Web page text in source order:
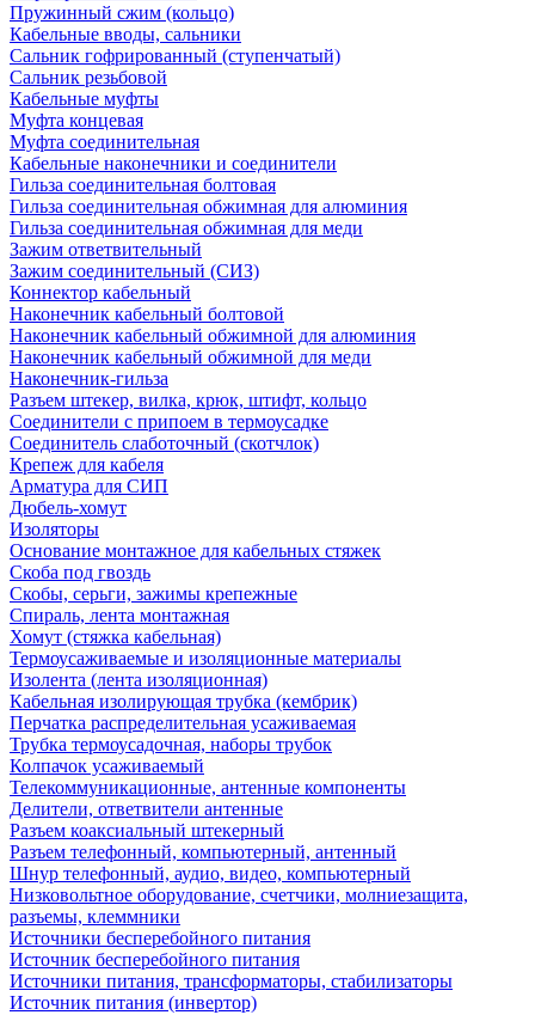
Пружинный сжим (кольцо)
Кабельные вводы, сальники
Сальник гофрированный (ступенчатый)
Сальник резьбовой
Кабельные муфты
Муфта концевая
Муфта соединительная
Кабельные наконечники и соединители
Гильза соединительная болтовая
Гильза соединительная обжимная для алюминия
Гильза соединительная обжимная для меди
Зажим ответвительный
Зажим соединительный (СИЗ)
Коннектор кабельный
Наконечник кабельный болтовой
Наконечник кабельный обжимной для алюминия
Наконечник кабельный обжимной для меди
Наконечник-гильза
Разъем штекер, вилка, крюк, штифт, кольцо
Соединители с припоем в термоусадке
Соединитель слаботочный (скотчлок)
Крепеж для кабеля
Арматура для СИП
Дюбель-хомут
Изоляторы
Основание монтажное для кабельных стяжек
Скоба под гвоздь
Скобы, серьги, зажимы крепежные
Спираль, лента монтажная
Хомут (стяжка кабельная)
Термоусаживаемые и изоляционные материалы
Изолента (лента изоляционная)
Кабельная изолирующая трубка (кембрик)
Перчатка распределительная усаживаемая
Трубка термоусадочная, наборы трубок
Колпачок усаживаемый
Телекоммуникационные, антенные компоненты
Делители, ответвители антенные
Разъем коаксиальный штекерный
Разъем телефонный, компьютерный, антенный
Шнур телефонный, аудио, видео, компьютерный
Низковольтное оборудование, счетчики, молниезащита,
разъемы, клеммники
Источники бесперебойного питания
Источник бесперебойного питания
Источники питания, трансформаторы, стабилизаторы
Источник питания (инвертор)